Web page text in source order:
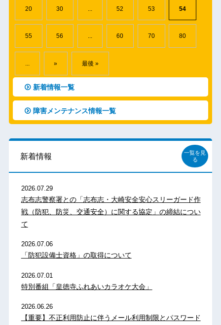
20 30 52 53 54
55 56 ... 60 70 80
» 最後 »
新着情報一覧
障害メンテナンス情報一覧
新着情報
一覧を見
る
2026.07.29
志布志警察署との「志布志・大崎安全安心スリーガード作
戦（防犯、防災、交通安全）に関する協定」の締結につい
て
2026.07.06
「防犯設備士資格」の取得について
2026.07.01
特別番組「皇徳寺ふれあいカラオケ大会」
2026.06.26
【重要】不正利用防止に伴うメール利用制限とパスワード